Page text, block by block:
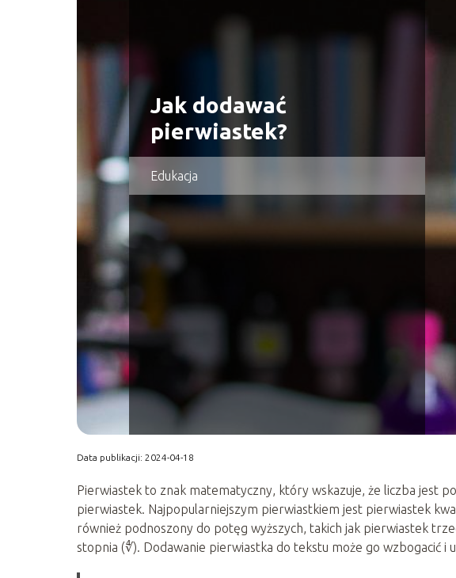
Jak dodawać
pierwiastek?
Edukacja
Data publikacji: 2024-04-18
Pierwiastek to znak matematyczny, który wskazuje, że liczba jest
pierwiastek. Najpopularniejszym pierwiastkiem jest pierwiastek
również podnoszony do potęg wyższych, takich jak pierwiastek
stopnia (∜). Dodawanie pierwiastka do tekstu może go wzbogacić i